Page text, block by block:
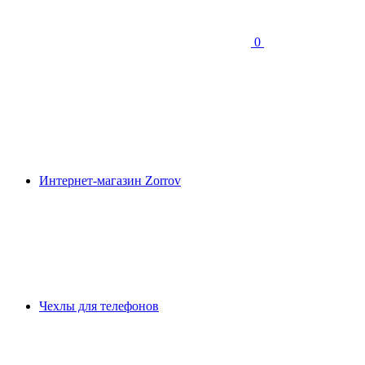
0
Интернет-магазин Zorrov
Чехлы для телефонов